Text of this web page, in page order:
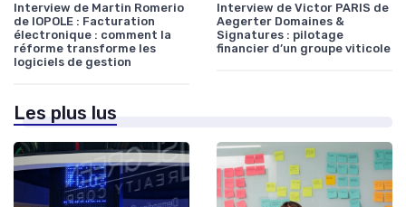
Interview de Martin Romerio
de IOPOLE : Facturation
électronique : comment la
réforme transforme les
logiciels de gestion
Interview de Victor PARIS de
Aegerter Domaines &
Signatures : pilotage
financier d’un groupe viticole
Les plus lus